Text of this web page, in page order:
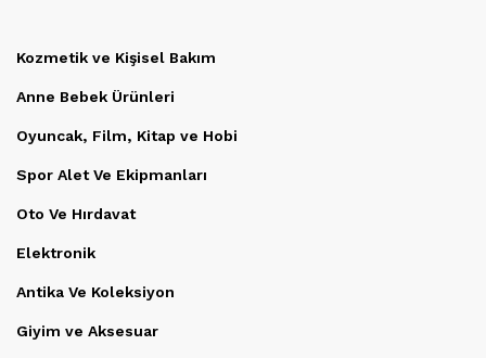
Kozmetik ve Kişisel Bakım
Anne Bebek Ürünleri
Oyuncak, Film, Kitap ve Hobi
Spor Alet Ve Ekipmanları
Oto Ve Hırdavat
Elektronik
Antika Ve Koleksiyon
Giyim ve Aksesuar